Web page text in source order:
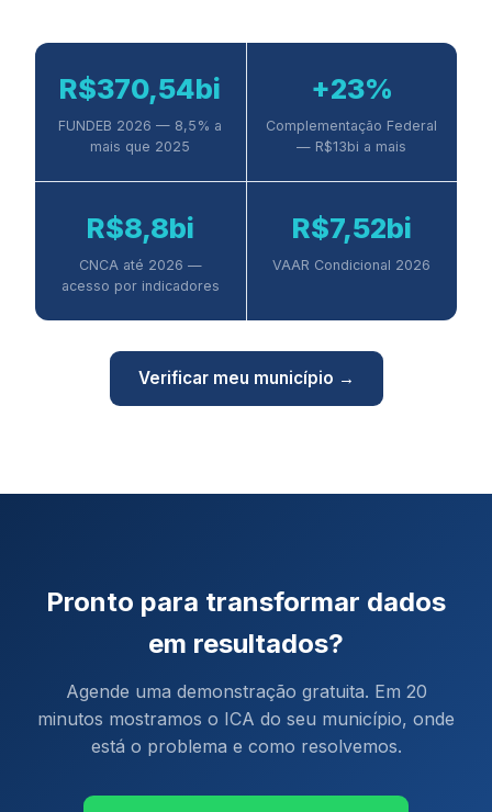
R$370,54bi
FUNDEB 2026 — 8,5% a
mais que 2025
+23%
Complementação Federal
— R$13bi a mais
R$8,8bi
CNCA até 2026 —
acesso por indicadores
R$7,52bi
VAAR Condicional 2026
Verificar meu município →
Pronto para transformar dados
em resultados?
Agende uma demonstração gratuita. Em 20
minutos mostramos o ICA do seu município, onde
está o problema e como resolvemos.